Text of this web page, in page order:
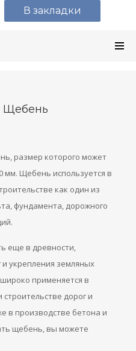
Щебень
размер которого может
мм. Щебень используется в
как один из
фундамента, дорожного
еще в древности,
укрепления земляных
применяется в
дорог и
в производстве бетона и
щебень, вы можете
В закладки